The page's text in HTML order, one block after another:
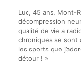
Luc, 45 ans, Mont-
décompression
qualité de vie a
chroniques se sont
les sports que
détour ! »